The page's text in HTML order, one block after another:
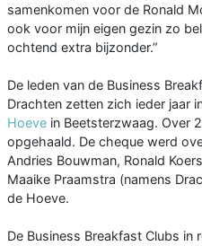
samenkomen voor de Ronald
ook voor mijn eigen gezin zo
ochtend extra bijzonder.”
De leden van de Business
Drachten zetten zich ieder jaar
Hoeve in Beetsterzwaag. Over
opgehaald. De cheque werd
Andries Bouwman, Ronald
Maaike Praamstra (namens
de Hoeve.
De Business Breakfast Clubs in